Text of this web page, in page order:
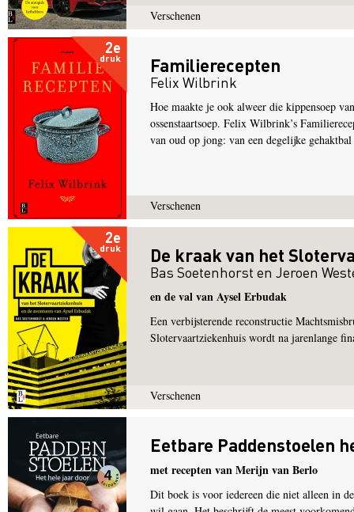
Verschenen
2e
druk Familierecepten
Felix Wilbrink
Hoe maakte je ook alweer die kippensoep
ossenstaartsoep. Felix Wilbrink’s
van oud op jong: van een degelijke
Verschenen
2e
druk De kraak van het
Bas Soetenhorst en Jeroen
en de val van Aysel Erbudak
Een verbijsterende reconstructie
Slotervaartziekenhuis wordt na jarenlange
Verschenen
Eetbare Paddenstoelen
met recepten van Merijn van Berlo
Dit boek is voor iedereen die niet alleen in